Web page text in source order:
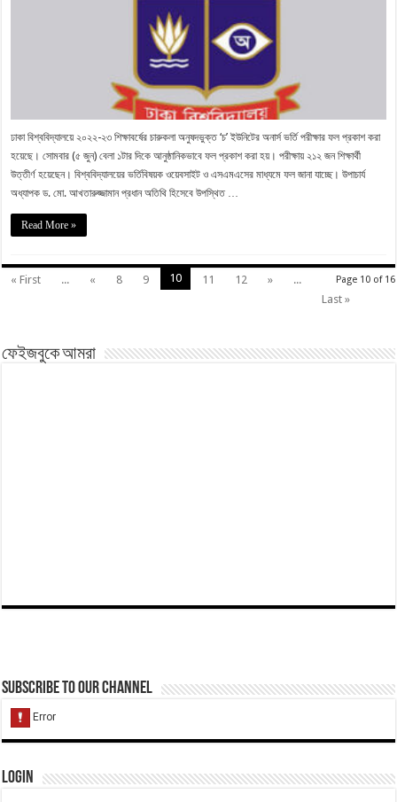
ঢাকা বিশ্ববিদ্যালয়ে ২০২২-২৩ শিক্ষাবর্ষের চারুকলা অনুষদভুক্ত ‘চ’ ইউনিটের অনার্স ভর্তি পরীক্ষার ফল প্রকাশ করা
হয়েছে। সোমবার (৫ জুন) বেলা ১টার দিকে আনুষ্ঠানিকভাবে ফল প্রকাশ করা হয়। পরীক্ষায় ২১২ জন শিক্ষার্থী
উত্তীর্ণ হয়েছেন। বিশ্ববিদ্যালয়ের ভর্তিবিষয়ক ওয়েবসাইট ও এসএমএসের মাধ্যমে ফল জানা যাচ্ছে। উপাচার্য
অধ্যাপক ড. মো. আখতারুজ্জামান প্রধান অতিথি হিসেবে উপস্থিত …
Read More »
Page 10 of 16
« First ... « 8 9 10 11 12 »
...
Last »
ফেইজবুকে আমরা
Subscribe to our Channel
Login